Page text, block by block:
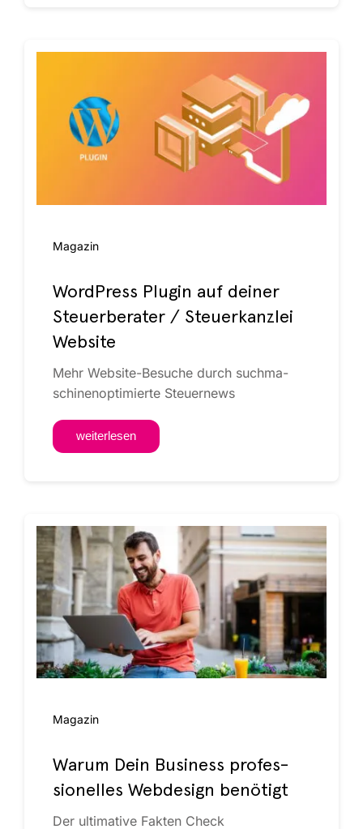
Maga­zin
Word­Press Plug­in auf dei­ner
Steu­er­be­ra­ter / Steu­er­kanz­lei
Website
Mehr Web­­si­te-Besu­che durch such­ma­
schi­nen­op­ti­mier­te Steuernews
wei­ter­le­sen
Maga­zin
War­um Dein Busi­ness pro­fes­
sio­nel­les Web­de­sign benötigt
Der ulti­ma­ti­ve Fak­ten Check